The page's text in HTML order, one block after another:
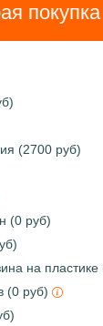
покупка
(2700 руб)
(0 руб)
на
(0 руб)